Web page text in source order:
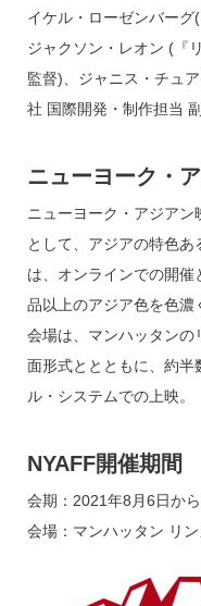
イケル・ローゼンバーグ
ジャクソン・レオン (『
監督)、ジャニス・チュ
社 国際開発・制作担当
ニューヨーク・
ニューヨーク・アジア
として、アジアの特色
は、オンラインでの開
品以上のアジア色を色濃
会場は、マンハッタンの
面形式ととともに、約半
ル・システムでの上映。
NYAFF開催期間
会期：2021年8月6日か
会場：マンハッタン リ